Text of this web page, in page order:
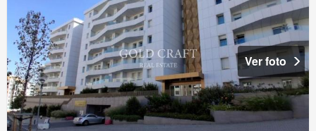
Ver foto